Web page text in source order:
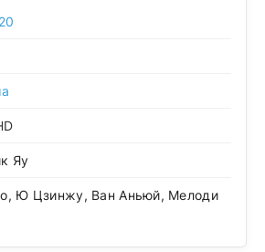
Яу
Ю Цзинжу, Ван Аньюй, Мелоди